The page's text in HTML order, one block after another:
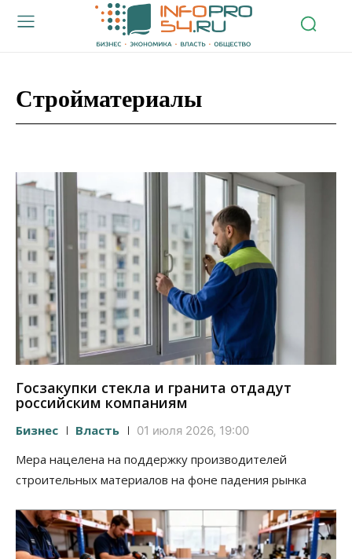
Стройматериалы
Госзакупки стекла и гранита отдадут
российским компаниям
Бизнес Власть 01 июля 2026, 19:00
Мера нацелена на поддержку производителей
строительных материалов на фоне падения рынка